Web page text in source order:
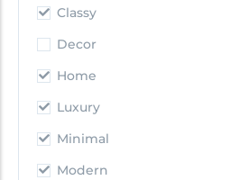
Classy
Decor
Home
Luxury
Minimal
Modern